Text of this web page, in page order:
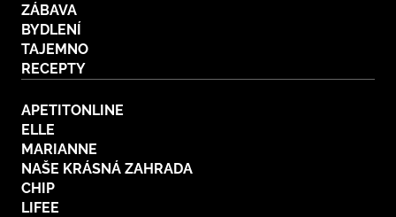
ZÁBAVA
BYDLENÍ
TAJEMNO
RECEPTY
APETITONLINE
ELLE
MARIANNE
NAŠE KRÁSNÁ ZAHRADA
CHIP
LIFEE